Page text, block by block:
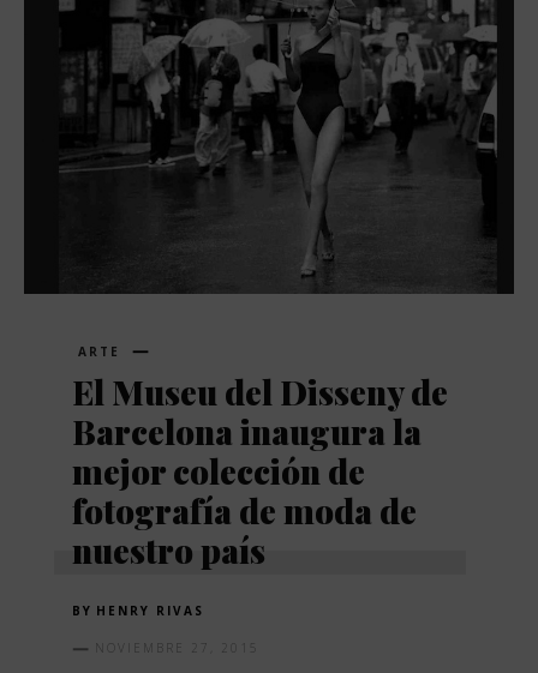
ARTE
El Museu del Disseny de
Barcelona inaugura la
mejor colección de
fotografía de moda de
nuestro país
BY HENRY RIVAS
NOVIEMBRE 27, 2015